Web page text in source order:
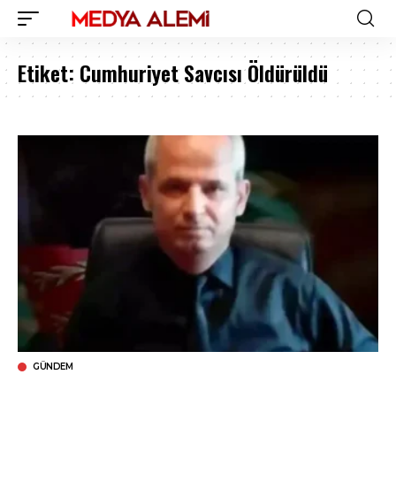
Etiket: Cumhuriyet Savcısı Öldürüldü
GÜNDEM